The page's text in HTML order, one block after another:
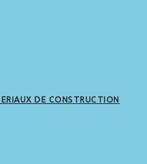
DE CONSTRUCTION